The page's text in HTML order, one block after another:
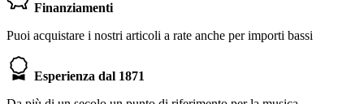
Finanziamenti
Puoi acquistare i nostri articoli a rate anche per importi bassi
Esperienza dal 1871